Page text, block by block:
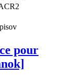
pour